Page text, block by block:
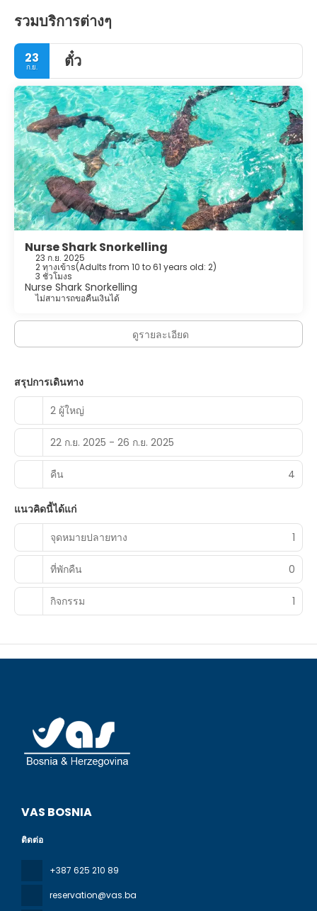
รวมบริการต่างๆ
23
ก.ย. ตั๋ว
Nurse Shark Snorkelling
23 ก.ย. 2025
2 ทางเข้าs(Adults from 10 to 61 years old: 2)
3 ชั่วโมงs
Nurse Shark Snorkelling
ไม่สามารถขอคืนเงินได้
ดูรายละเอียด
สรุปการเดินทาง
2 ผู้ใหญ่
22 ก.ย. 2025 - 26 ก.ย. 2025
คืน 4
แนวคิดนี้ได้แก่
จุดหมายปลายทาง
1
ที่พักคืน 0
กิจกรรม 1
VAS BOSNIA
ติดต่อ
+387 625 210 89
reservation@vas.ba